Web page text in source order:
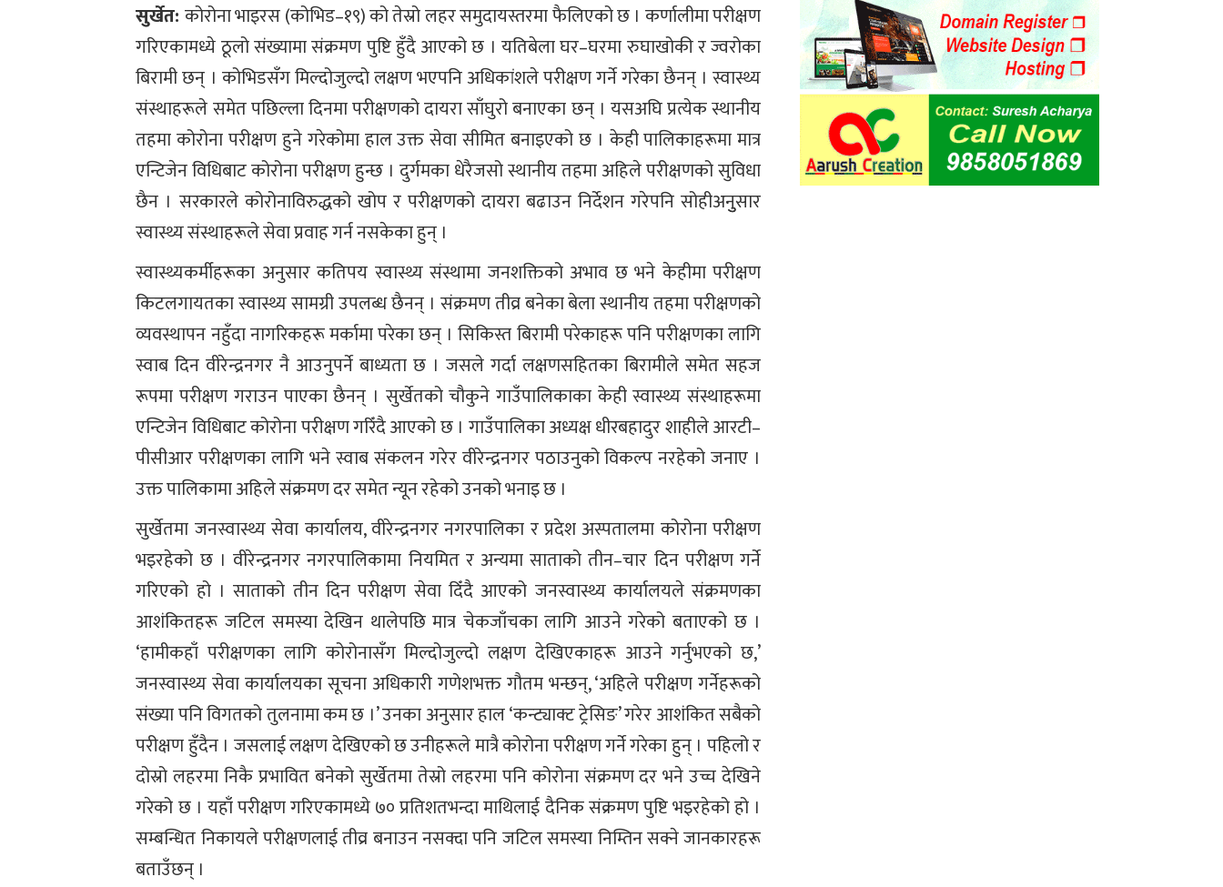
सुर्खेत: कोरोना भाइरस (कोभिड–१९) को तेस्रो लहर समुदायस्तरमा फैलिएको छ । कर्णालीमा परीक्षण
गरिएकामध्ये ठूलो संख्यामा संक्रमण पुष्टि हुँदै आएको छ । यतिबेला घर–घरमा रुघाखोकी र ज्वरोका
बिरामी छन् । कोभिडसँग मिल्दोजुल्दो लक्षण भएपनि अधिकांशले परीक्षण गर्ने गरेका छैनन् । स्वास्थ्य
संस्थाहरूले समेत पछिल्ला दिनमा परीक्षणको दायरा साँघुरो बनाएका छन् । यसअघि प्रत्येक स्थानीय
तहमा कोरोना परीक्षण हुने गरेकोमा हाल उक्त सेवा सीमित बनाइएको छ । केही पालिकाहरूमा मात्र
एन्टिजेन विधिबाट कोरोना परीक्षण हुन्छ । दुर्गमका धेरैजसो स्थानीय तहमा अहिले परीक्षणको सुविधा
छैन । सरकारले कोरोनाविरुद्धको खोप र परीक्षणको दायरा बढाउन निर्देशन गरेपनि सोहीअनुुसार
स्वास्थ्य संस्थाहरूले सेवा प्रवाह गर्न नसकेका हुन् ।
स्वास्थ्यकर्मीहरूका अनुसार कतिपय स्वास्थ्य संस्थामा जनशक्तिको अभाव छ भने केहीमा परीक्षण
किटलगायतका स्वास्थ्य सामग्री उपलब्ध छैनन् । संक्रमण तीव्र बनेका बेला स्थानीय तहमा परीक्षणको
व्यवस्थापन नहुँदा नागरिकहरू मर्कामा परेका छन् । सिकिस्त बिरामी परेकाहरू पनि परीक्षणका लागि
स्वाब दिन वीरेन्द्रनगर नै आउनुपर्ने बाध्यता छ । जसले गर्दा लक्षणसहितका बिरामीले समेत सहज
रूपमा परीक्षण गराउन पाएका छैनन् । सुर्खेतको चौकुने गाउँपालिकाका केही स्वास्थ्य संस्थाहरूमा
एन्टिजेन विधिबाट कोरोना परीक्षण गरिँदै आएको छ । गाउँपालिका अध्यक्ष धीरबहादुर शाहीले आरटी–
पीसीआर परीक्षणका लागि भने स्वाब संकलन गरेर वीरेन्द्रनगर पठाउनुको विकल्प नरहेको जनाए ।
उक्त पालिकामा अहिले संक्रमण दर समेत न्यून रहेको उनको भनाइ छ ।
सुर्खेतमा जनस्वास्थ्य सेवा कार्यालय, वीरेन्द्रनगर नगरपालिका र प्रदेश अस्पतालमा कोरोना परीक्षण
भइरहेको छ । वीरेन्द्रनगर नगरपालिकामा नियमित र अन्यमा साताको तीन–चार दिन परीक्षण गर्ने
गरिएको हो । साताको तीन दिन परीक्षण सेवा दिँदै आएको जनस्वास्थ्य कार्यालयले संक्रमणका
आशंकितहरू जटिल समस्या देखिन थालेपछि मात्र चेकजाँचका लागि आउने गरेको बताएको छ ।
‘हामीकहाँ परीक्षणका लागि कोरोनासँग मिल्दोजुल्दो लक्षण देखिएकाहरू आउने गर्नुभएको छ,’
जनस्वास्थ्य सेवा कार्यालयका सूचना अधिकारी गणेशभक्त गौतम भन्छन्, ‘अहिले परीक्षण गर्नेहरूको
संख्या पनि विगतको तुलनामा कम छ ।’ उनका अनुसार हाल ‘कन्ट्याक्ट ट्रेसिङ’ गरेर आशंकित सबैको
परीक्षण हुँदैन । जसलाई लक्षण देखिएको छ उनीहरूले मात्रै कोरोना परीक्षण गर्ने गरेका हुन् । पहिलो र
दोस्रो लहरमा निकै प्रभावित बनेको सुर्खेतमा तेस्रो लहरमा पनि कोरोना संक्रमण दर भने उच्च देखिने
गरेको छ । यहाँ परीक्षण गरिएकामध्ये ७० प्रतिशतभन्दा माथिलाई दैनिक संक्रमण पुष्टि भइरहेको हो ।
सम्बन्धित निकायले परीक्षणलाई तीव्र बनाउन नसक्दा पनि जटिल समस्या निम्तिन सक्ने जानकारहरू
बताउँछन् ।